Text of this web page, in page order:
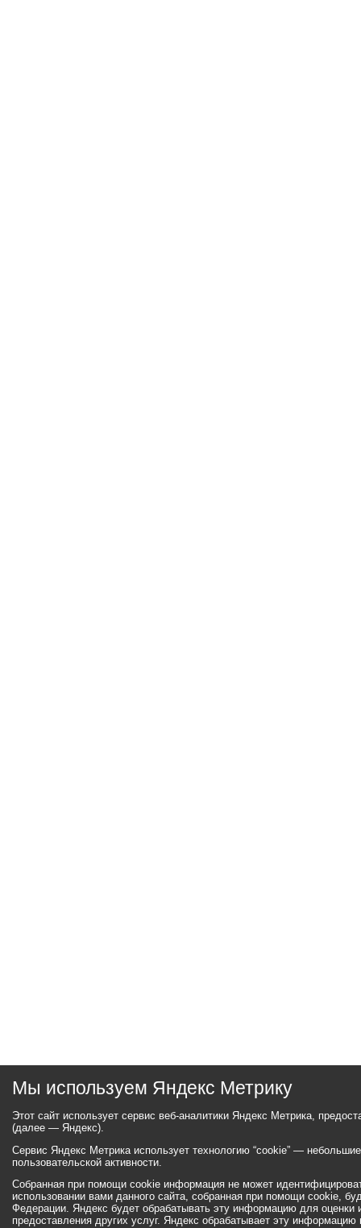
Мы используем Яндекс Метрику
Этот сайт использует сервис веб-аналитики Яндекс Метрика,
(далее — Яндекс).
Сервис Яндекс Метрика использует технологию “cookie” —
пользовательской активности.
Собранная при помощи cookie информация не может
использовании вами данного сайта, собранная при помощи cookie,
Федерации. Яндекс будет обрабатывать эту информацию для оценки
предоставления других услуг. Яндекс обрабатывает эту